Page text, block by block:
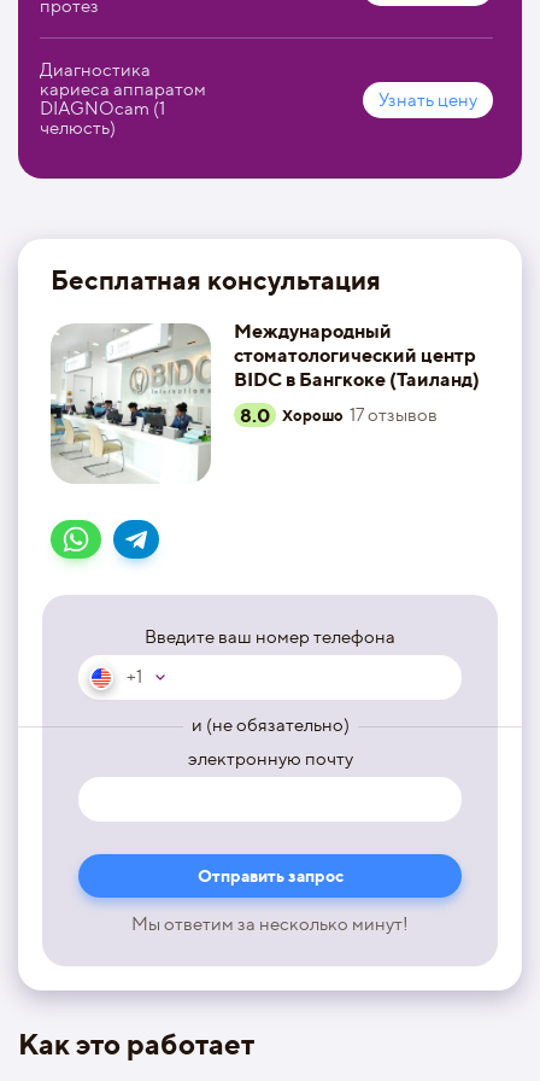
протез
Диагностика
кариеса аппаратом
DIAGNOcam (1
челюсть)
Узнать цену
Бесплатная консультация
Международный
стоматологический центр
BIDC в Бангкоке (Таиланд)
8.0
Хорошо 17отзывов
Введите ваш номер телефона
+1
и (не обязательно)
электронную почту
Мы ответим за несколько минут!
Как это работает